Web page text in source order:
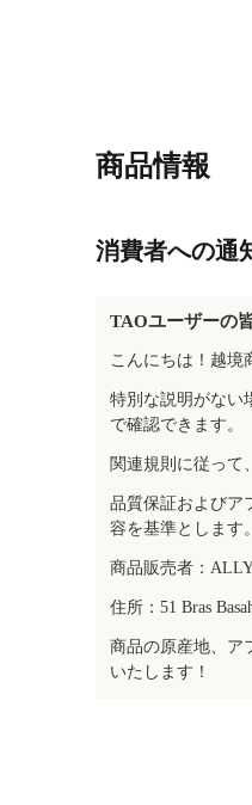
商品情報
消費者への通
TAOユーザーの
こんにちは！越境
特別な説明がない
で確認できます。
関連規則に従って
品質保証およびア
容を基準とします。
商品販売者：
住所：51 Bras
商品の原産地、ア
いたします！